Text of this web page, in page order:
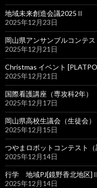
地域未来創造会議2025Ⅱ
2025年12月23日
岡山県アンサンブルコンテス
2025年12月21日
Christmas イベント
2025年12月21日
国際看護講座（専攻科2年）
2025年12月17日
岡山県高校生議会（生徒会）
2025年12月15日
つやまロボットコンテスト（
2025年12月14日
行学 地域PJ[鏡野香北地区]Ⅱ
2025年12月14日